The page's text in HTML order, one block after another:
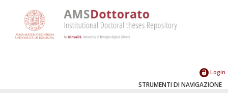
Login
STRUMENTI DI NAVIGAZIONE